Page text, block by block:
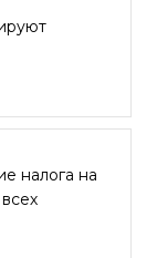
налога на